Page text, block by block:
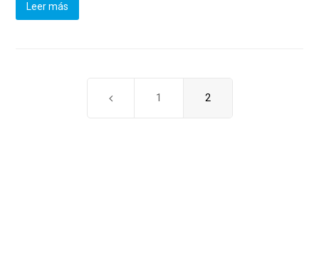
Leer más
Anterior Page
1 Page
2